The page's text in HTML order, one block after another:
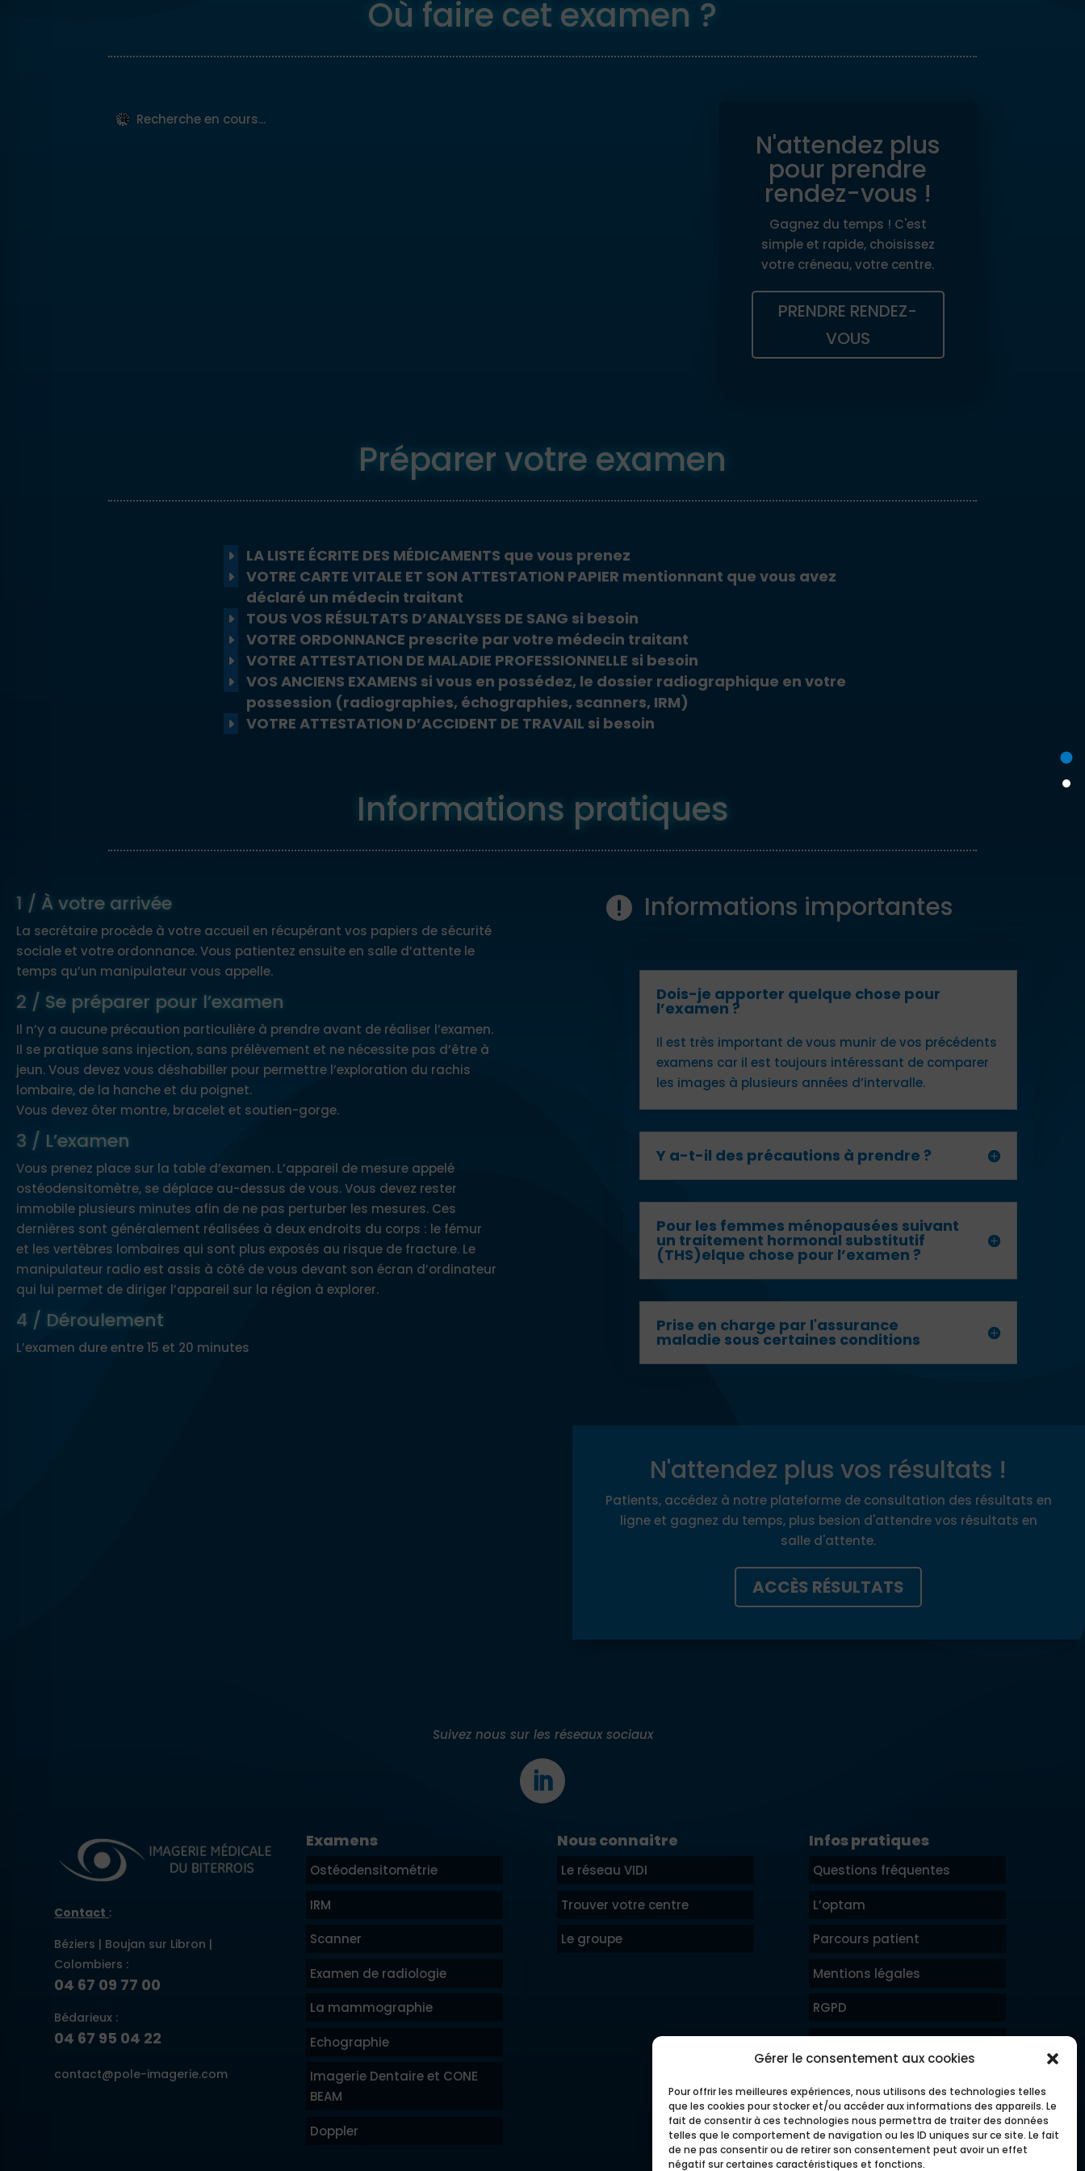
Gérer le consentement aux cookies
Pour offrir les meilleures expériences, nous utilisons des technologies telles
que les cookies pour stocker et/ou accéder aux informations des appareils. Le
fait de consentir à ces technologies nous permettra de traiter des données
telles que le comportement de navigation ou les ID uniques sur ce site. Le fait
de ne pas consentir ou de retirer son consentement peut avoir un effet
négatif sur certaines caractéristiques et fonctions.
Où faire cet examen ?
Recherche en cours...
N'attendez plus
pour prendre
rendez-vous !
Gagnez du temps ! C'est
simple et rapide, choisissez
votre créneau, votre centre.
PRENDRE RENDEZ-
VOUS
Préparer votre examen
LA LISTE ÉCRITE DES MÉDICAMENTS que vous prenez
VOTRE CARTE VITALE ET SON ATTESTATION PAPIER mentionnant que vous avez
déclaré un médecin traitant
TOUS VOS RÉSULTATS D’ANALYSES DE SANG si besoin
VOTRE ORDONNANCE prescrite par votre médecin traitant
VOTRE ATTESTATION DE MALADIE PROFESSIONNELLE si besoin
VOS ANCIENS EXAMENS si vous en possédez, le dossier radiographique en votre
possession (radiographies, échographies, scanners, IRM)
VOTRE ATTESTATION D’ACCIDENT DE TRAVAIL si besoin
Informations pratiques
1 / À votre arrivée
La secrétaire procède à votre accueil en récupérant vos papiers de sécurité
sociale et votre ordonnance. Vous patientez ensuite en salle d’attente le
temps qu’un manipulateur vous appelle.
2 / Se préparer pour l’examen
Il n’y a aucune précaution particulière à prendre avant de réaliser l’examen.
Il se pratique sans injection, sans prélèvement et ne nécessite pas d’être à
jeun. Vous devez vous déshabiller pour permettre l’exploration du rachis
lombaire, de la hanche et du poignet.
Vous devez ôter montre, bracelet et soutien-gorge.
3 / L’examen
Vous prenez place sur la table d’examen. L’appareil de mesure appelé
ostéodensitomètre, se déplace au-dessus de vous. Vous devez rester
immobile plusieurs minutes afin de ne pas perturber les mesures. Ces
dernières sont généralement réalisées à deux endroits du corps : le fémur
et les vertèbres lombaires qui sont plus exposés au risque de fracture. Le
manipulateur radio est assis à côté de vous devant son écran d’ordinateur
qui lui permet de diriger l’appareil sur la région à explorer.
4 / Déroulement
L’examen dure entre 15 et 20 minutes
 Informations importantes
Dois-je apporter quelque chose pour
l’examen ?
Il est très important de vous munir de vos précédents
examens car il est toujours intéressant de comparer
les images à plusieurs années d’intervalle.
Y a-t-il des précautions à prendre ?
Pour les femmes ménopausées suivant
un traitement hormonal substitutif
(THS)elque chose pour l’examen ?
Prise en charge par l'assurance
maladie sous certaines conditions
N'attendez plus vos résultats !
Patients, accédez à notre plateforme de consultation des résultats en
ligne et gagnez du temps, plus besion d'attendre vos résultats en
salle d'attente.
ACCÈS RÉSULTATS
Suivez nous sur les réseaux sociaux
Contact :
Béziers | Boujan sur Libron |
Colombiers :
04 67 09 77 00
Bédarieux :
04 67 95 04 22
contact@pole-imagerie.com
Examens
Ostéodensitométrie
IRM
Scanner
Examen de radiologie
La mammographie
Echographie
Imagerie Dentaire et CONE
BEAM
Doppler
Nous connaitre
Le réseau VIDI
Trouver votre centre
Le groupe
Infos pratiques
Questions fréquentes
L’optam
Parcours patient
Mentions légales
RGPD
Prendre rendez-vous
Accès résultats patients
Accès médecins